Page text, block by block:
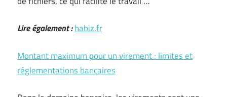
Lire également :habiz.fr
Montant maximum pour un virement : limites et
réglementations bancaires